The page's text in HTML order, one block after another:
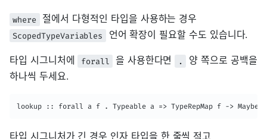
where 절에서 다형적인 타입을 사용하는 경우
ScopedTypeVariables 언어 확장이 필요할 수도 있습니다.
타입 시그니처에 forall 을 사용한다면 .
양 쪽으로 공백을
하나씩 두세요.
lookup :: forall a f . Typeable a => TypeRepMap f -> Maybe
타입 시그니처가 긴 경우 인자 타입을 한 줄씩 적고